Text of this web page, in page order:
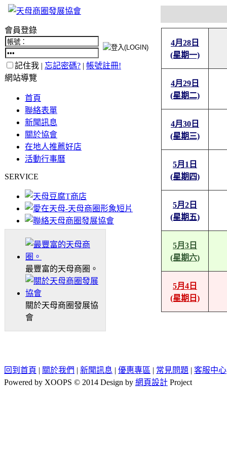
會員登錄
記住我 | 忘記密碼? | 帳號註冊!
網站導覽
首頁
聯絡表單
新聞訊息
關於協會
在地人推薦好店
活動行事曆
SERVICE
最豐富的天母商圈。
關於天母商圈發展協
會
4月28日
(星期一)
4月29日
(星期二)
4月30日
(星期三)
5月1日
(星期四)
5月2日
(星期五)
5月3日
(星期六)
5月4日
(星期日)
回到首頁 | 關於我們 | 新聞訊息 | 優惠專區 | 常見問題 | 客服中心
Powered by XOOPS © 2014 Design by 網頁設計 Project